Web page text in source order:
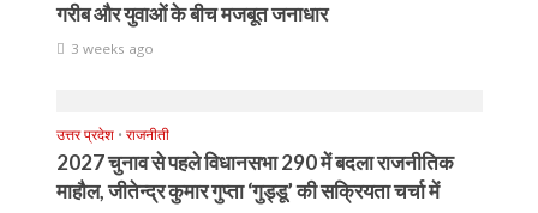
गरीब और युवाओं के बीच मजबूत जनाधार
3 weeks ago
उत्तर प्रदेश • राजनीती
2027 चुनाव से पहले विधानसभा 290 में बदला राजनीतिक
माहौल, जीतेन्द्र कुमार गुप्ता ‘गुड्डू’ की सक्रियता चर्चा में